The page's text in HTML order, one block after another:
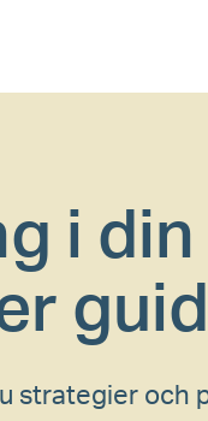
i din
strategier och